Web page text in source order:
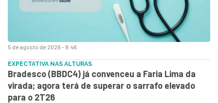
5 de agosto de 2026 - 8:46
EXPECTATIVA NAS ALTURAS
Bradesco (BBDC4) já convenceu a Faria Lima da
virada; agora terá de superar o sarrafo elevado
para o 2T26